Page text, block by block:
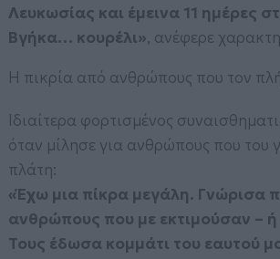
Λευκωσίας και έμεινα 11 ημέρες
Βγήκα… κουρέλι», ανέφερε
Η πικρία από ανθρώπους που τον
Ιδιαίτερα φορτισμένος
όταν μίλησε για ανθρώπους που του
πλάτη:
«Έχω μια πίκρα μεγάλη. Γνώρισα
ανθρώπους που με εκτιμούσαν – ή
Τους έδωσα κομμάτι του εαυτού